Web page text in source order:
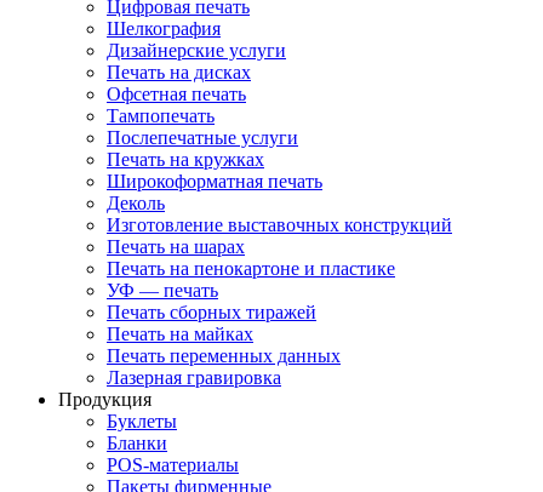
Цифровая печать
Шелкография
Дизайнерские услуги
Печать на дисках
Офсетная печать
Тампопечать
Послепечатные услуги
Печать на кружках
Широкоформатная печать
Деколь
Изготовление выставочных конструкций
Печать на шарах
Печать на пенокартоне и пластике
УФ — печать
Печать сборных тиражей
Печать на майках
Печать переменных данных
Лазерная гравировка
Продукция
Буклеты
Бланки
POS-материалы
Пакеты фирменные